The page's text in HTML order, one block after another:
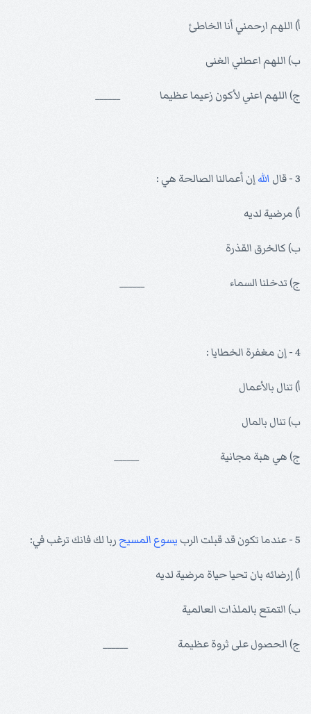
أ) اللهم ارحمني أنا الخاطئ
ب) اللهم اعطني الغنى
ج) اللهم اعني لأكون زعيما عظيما ______
3 - قال اللهإن أعمالنا الصالحة هي :
أ) مرضية لديه
ب) كالخرق القذرة
ج) تدخلنا السماء ______
4 - إن مغفرة الخطايا :
أ) تنال بالأعمال
ب) تنال بالمال
ج) هي هبة مجانية ______
5 - عندما تكون قد قبلت الرب يسوع المسيح ربا لك فانك ترغب في:
أ) إرضائه بان تحيا حياة مرضية لديه
ب) التمتع بالملذات العالمية
ج) الحصول على ثروة عظيمة ______